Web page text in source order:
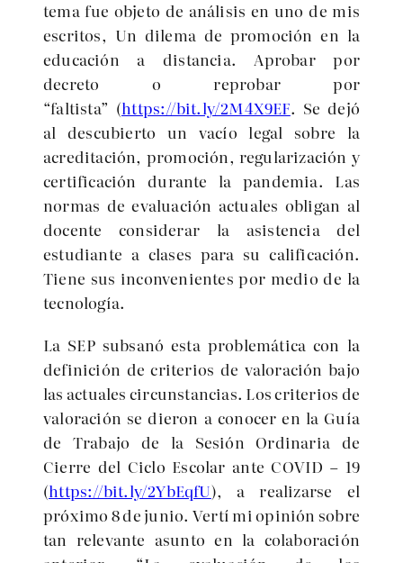
tema fue objeto de análisis en uno de mis
escritos, Un dilema de promoción en la
educación a distancia. Aprobar por
decreto o reprobar por
“faltista” (https://bit.ly/2M4X9EF. Se dejó
al descubierto un vacío legal sobre la
acreditación, promoción, regularización y
certificación durante la pandemia. Las
normas de evaluación actuales obligan al
docente considerar la asistencia del
estudiante a clases para su calificación.
Tiene sus inconvenientes por medio de la
tecnología.
La SEP subsanó esta problemática con la
definición de criterios de valoración bajo
las actuales circunstancias. Los criterios de
valoración se dieron a conocer en la Guía
de Trabajo de la Sesión Ordinaria de
Cierre del Ciclo Escolar ante COVID – 19
(https://bit.ly/2YbEqfU), a realizarse el
próximo 8 de junio. Vertí mi opinión sobre
tan relevante asunto en la colaboración